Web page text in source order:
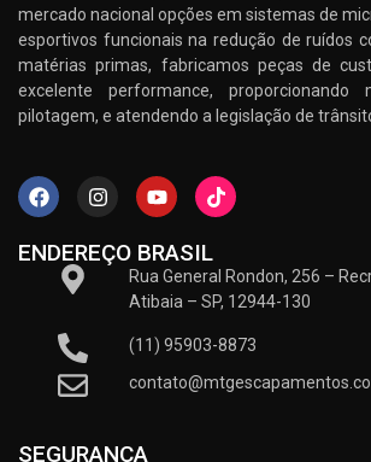
mercado nacional opções em sistemas de
esportivos funcionais na redução de ruídos
matérias primas, fabricamos peças de
excelente performance,
pilotagem, e atendendo a legislação de
ENDEREÇO BRASIL
Rua General Rondon, 256 –
Atibaia – SP, 12944-130
(11) 95903-8873
SEGURANÇA